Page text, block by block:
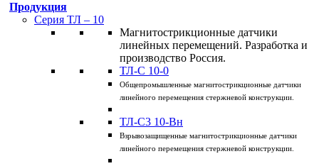
Продукция
Серия ТЛ – 10
Магнитострикционные датчики
линейных перемещений. Разработка и
производство Россия.
ТЛ-C 10-0
Общепромышленные магнитострикционные датчики
линейного перемещения стержневой конструкции.
ТЛ-C3 10-Вн
Взрывозащищенные магнитострикционные датчики
линейного перемещения стержневой конструкции.